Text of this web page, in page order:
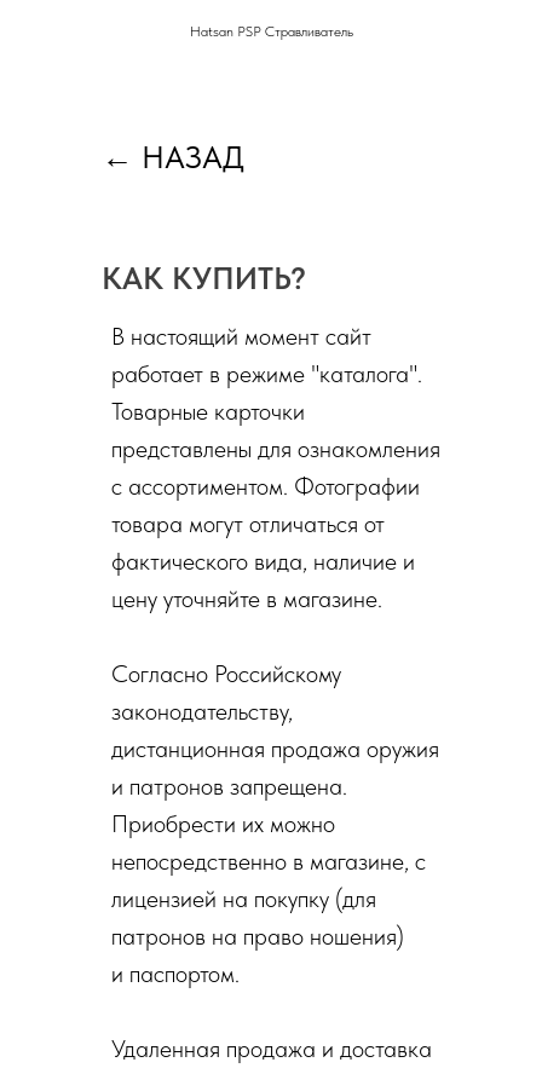
Hatsan PSP Стравливатель
← НАЗАД
В настоящий момент сайт
работает в режиме "каталога".
Товарные карточки
представлены для ознакомления
с ассортиментом. Фотографии
товара могут отличаться от
фактического вида, наличие и
цену уточняйте в магазине.
Согласно Российскому
законодательству,
дистанционная продажа оружия
и патронов запрещена.
Приобрести их можно
непосредственно в магазине, с
лицензией на покупку (для
патронов на право ношения)
и паспортом.
Удаленная продажа и доставка
КАК КУПИТЬ?